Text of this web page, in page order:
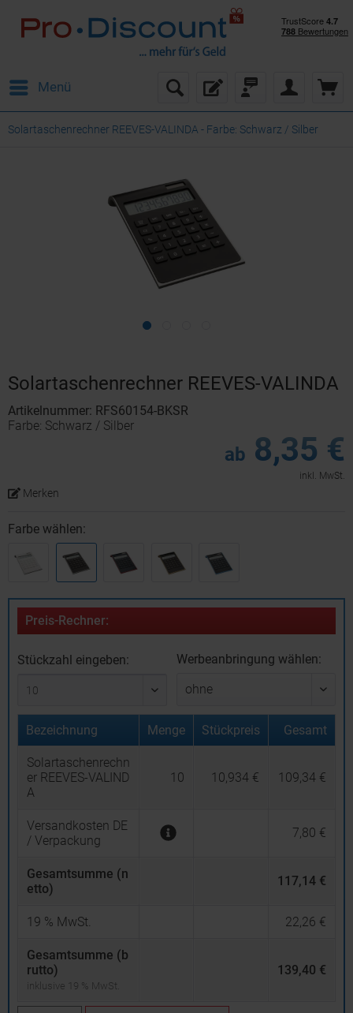
Menü
Solartaschenrechner REEVES-VALINDA - Farbe: Schwarz / Silber
Solartaschenrechner REEVES-VALINDA
Artikelnummer: RFS60154-BKSR
Farbe: Schwarz / Silber
ab 8,35 €
inkl. MwSt.
Merken
Farbe wählen:
Preis-Rechner:
Stückzahl eingeben: Werbeanbringung wählen:
Bezeichnung Menge Stückpreis Gesamt
Solartaschenrechn
er REEVES-VALIND
A
10 10,934 € 109,34 €
Versandkosten DE
/ Verpackung
7,80 €
Gesamtsumme (n
etto)
117,14 €
19 % MwSt. 22,26 €
Gesamtsumme (b
rutto)
inklusive 19 % MwSt.
139,40 €